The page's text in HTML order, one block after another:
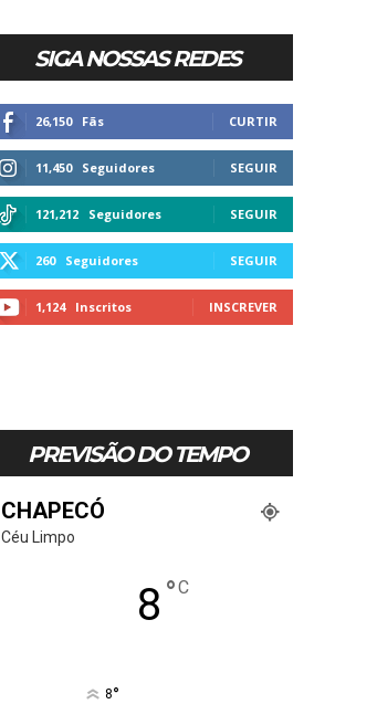
SIGA NOSSAS REDES
26,150 Fãs CURTIR
11,450 Seguidores SEGUIR
121,212 Seguidores SEGUIR
260 Seguidores SEGUIR
1,124 Inscritos INSCREVER
PREVISÃO DO TEMPO
CHAPECÓ
Céu Limpo
8 °C
8°